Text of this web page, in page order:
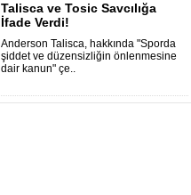
Talisca ve Tosic Savcılığa
İfade Verdi!
Anderson Talisca, hakkında "Sporda
şiddet ve düzensizliğin önlenmesine
dair kanun" çe..